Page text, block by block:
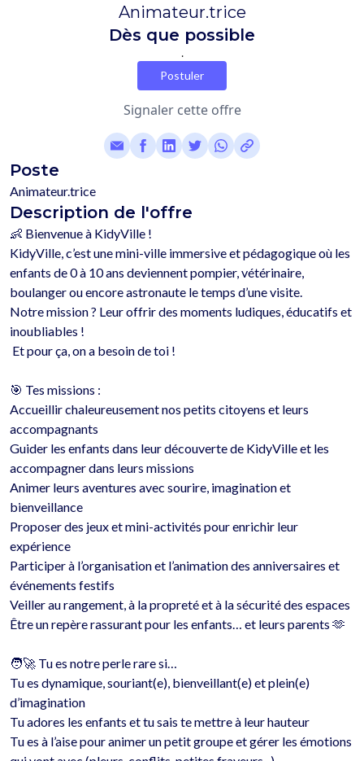
Animateur.trice
Dès que possible
.
Postuler
Signaler cette offre
Poste
Animateur.trice
Description de l'offre
👶 Bienvenue à KidyVille !
KidyVille, c’est une mini-ville immersive et pédagogique où les
enfants de 0 à 10 ans deviennent pompier, vétérinaire,
boulanger ou encore astronaute le temps d’une visite.
Notre mission ? Leur offrir des moments ludiques, éducatifs et
inoubliables !
🎯 Tes missions :
Accueillir chaleureusement nos petits citoyens et leurs
accompagnants
Guider les enfants dans leur découverte de KidyVille et les
accompagner dans leurs missions
Animer leurs aventures avec sourire, imagination et
bienveillance
Proposer des jeux et mini-activités pour enrichir leur
expérience
Participer à l’organisation et l’animation des anniversaires et
événements festifs
Veiller au rangement, à la propreté et à la sécurité des espaces
Être un repère rassurant pour les enfants… et leurs parents 🫶
🧑‍🚀 Tu es notre perle rare si…
Tu es dynamique, souriant(e), bienveillant(e) et plein(e)
d’imagination
Tu adores les enfants et tu sais te mettre à leur hauteur
Tu es à l’aise pour animer un petit groupe et gérer les émotions